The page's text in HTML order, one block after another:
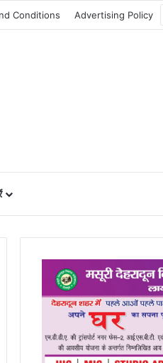
Conditions Advertising Policy